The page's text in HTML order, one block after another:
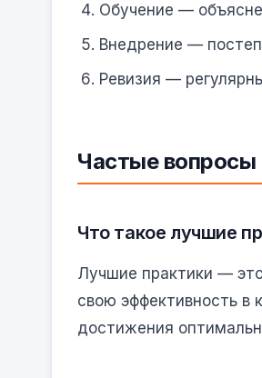
Обучение —
Внедрение —
Ревизия —
Частые вопросы
Что такое лучшие
Лучшие практики —
свою эффективность в
достижения